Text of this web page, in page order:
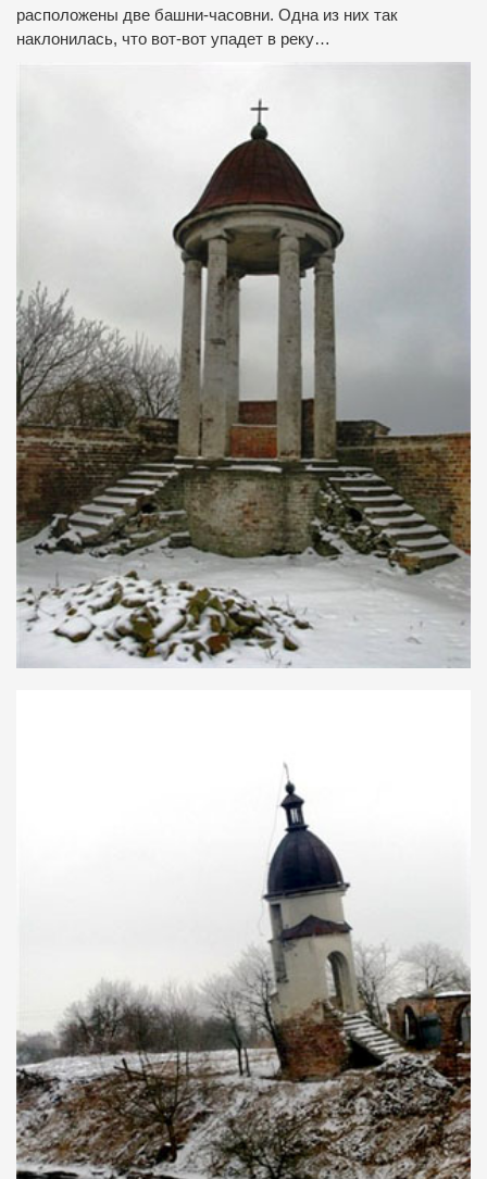
расположены две башни-часовни. Одна из них так
наклонилась, что вот-вот упадет в реку…